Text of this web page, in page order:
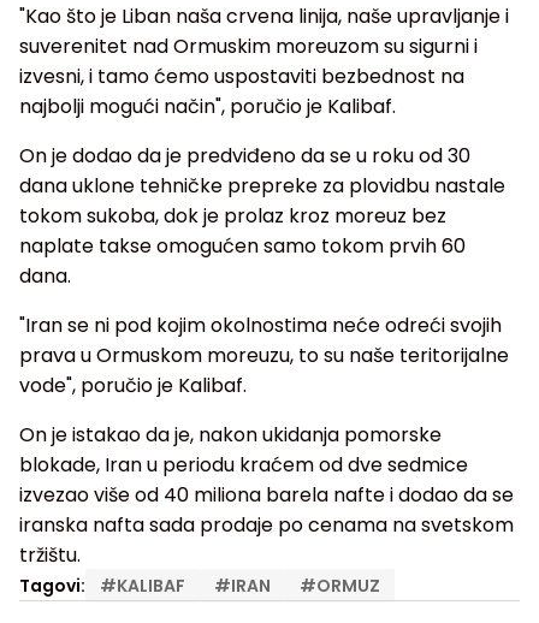
"Kao što je Liban naša crvena linija, naše upravljanje i
suverenitet nad Ormuskim moreuzom su sigurni i
izvesni, i tamo ćemo uspostaviti bezbednost na
najbolji mogući način", poručio je Kalibaf.
On je dodao da je predviđeno da se u roku od 30
dana uklone tehničke prepreke za plovidbu nastale
tokom sukoba, dok je prolaz kroz moreuz bez
naplate takse omogućen samo tokom prvih 60
dana.
"Iran se ni pod kojim okolnostima neće odreći svojih
prava u Ormuskom moreuzu, to su naše teritorijalne
vode", poručio je Kalibaf.
On je istakao da je, nakon ukidanja pomorske
blokade, Iran u periodu kraćem od dve sedmice
izvezao više od 40 miliona barela nafte i dodao da se
iranska nafta sada prodaje po cenama na svetskom
tržištu.
Tagovi: #KALIBAF #IRAN #ORMUZ